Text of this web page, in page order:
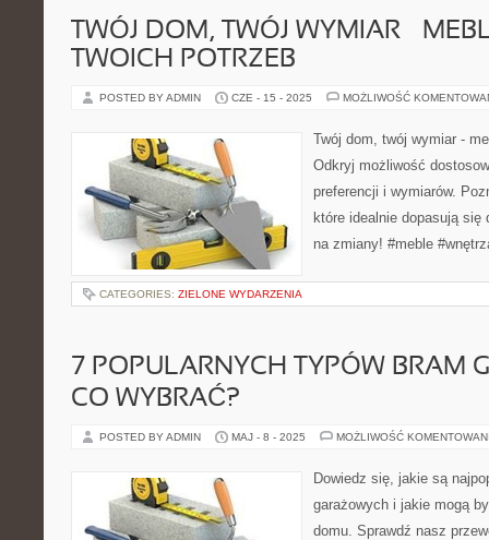
TWÓJ DOM, TWÓJ WYMIAR –
TWOICH POTRZEB
POSTED BY ADMIN CZE - 15 - 2025 MOŻLIWOŚĆ
Twój dom, twój wymiar -
Odkryj możliwość
preferencji i wymiarów.
które idealnie dopasują
na zmiany! #meble
CATEGORIES: ZIELONE WYDARZENIA
7 POPULARNYCH TYPÓW BRAM
CO WYBRAĆ?
POSTED BY ADMIN MAJ - 8 - 2025 MOŻLIWOŚĆ
Dowiedz się, jakie są
garażowych i jakie mogą
domu. Sprawdź nasz